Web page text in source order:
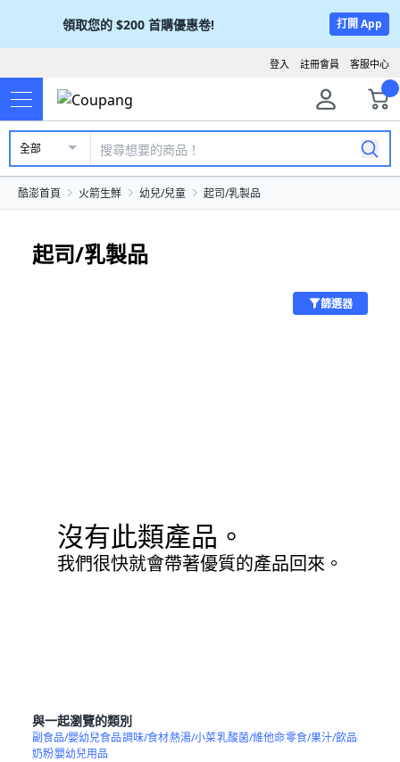
領取您的 $200 首購優惠卷! 打開 App
客服中心
註冊會員
登入
全部
酷澎首頁 火箭生鮮 幼兒/兒童 起司/乳製品
起司/乳製品
篩選器
沒有此類產品。
我們很快就會帶著優質的產品回來。
與一起瀏覽的類別
副食品/嬰幼兒食品調味/食材熱湯/小菜乳酸菌/維他命零食/果汁/飲品
奶粉嬰幼兒用品